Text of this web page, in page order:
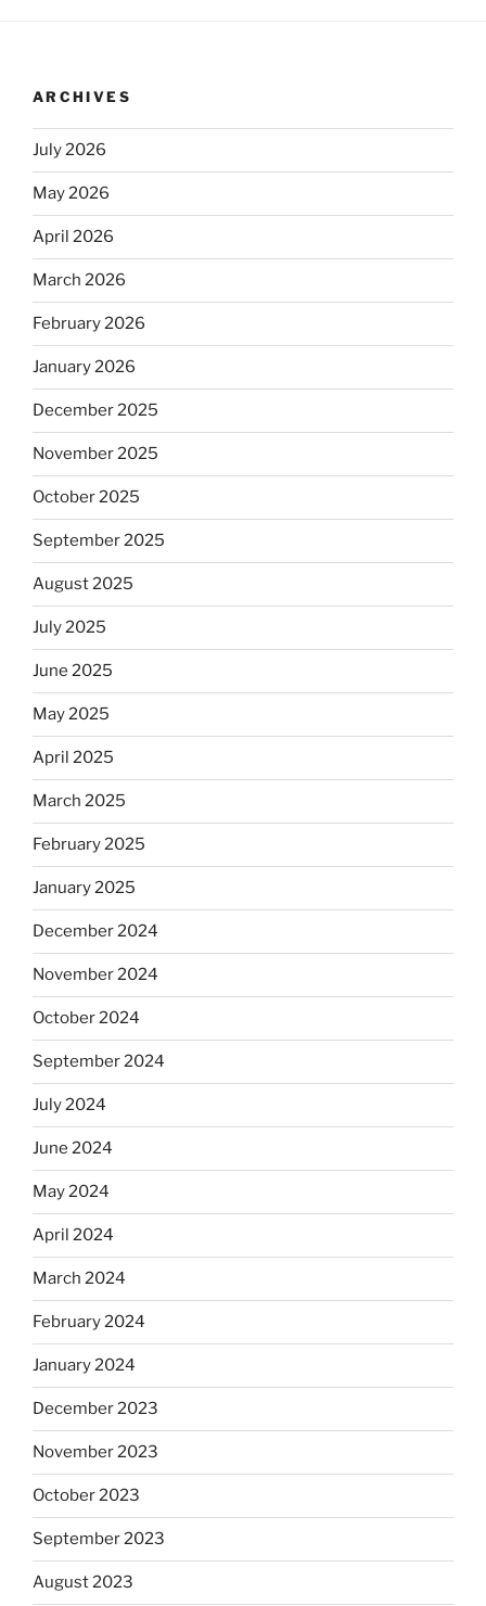
ARCHIVES
July 2026
May 2026
April 2026
March 2026
February 2026
January 2026
December 2025
November 2025
October 2025
September 2025
August 2025
July 2025
June 2025
May 2025
April 2025
March 2025
February 2025
January 2025
December 2024
November 2024
October 2024
September 2024
July 2024
June 2024
May 2024
April 2024
March 2024
February 2024
January 2024
December 2023
November 2023
October 2023
September 2023
August 2023